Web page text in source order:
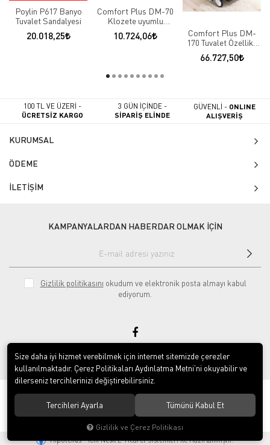
Poylin P617 Banyo
Tuvalet Sandalyesi
20.018,25
Comfort Plus DM-70
Klozete uyumlu
engelli tuvalet
sandalyesi
10.724,06
Comfort Plus DM-
170 Tuvalet Özellikli
Tekerlekli Sandalye
66.727,50
100 TL VE ÜZERİ -
ÜCRETSİZ KARGO
3 GÜN İÇİNDE -
SİPARİŞ ELİNDE
GÜVENLİ - ONLINE
ALIŞVERİŞ
KURUMSAL
ÖDEME
İLETİŞİM
KAMPANYALARDAN HABERDAR OLMAK İÇİN
Gizlilik politikasını okudum ve elektronik posta almayı kabul
ediyorum.
null
© 2020Tekerlekli Sandalye Dükkanı. Tüm hakları saklıdır.
Hipotenüs Yeni Nesil E-Ticaret Sistemleri ile Hazırlanmıştır.
Size daha iyi hizmet verebilmek için internet sitemizde çerezler
kullanılmaktadır. Çerez Politikaları Aydınlatma Metni’ni okuyabilir ve
dilerseniz tercihlerinizi değiştirebilirsiniz.
Tercihleri Ayarla Tümünü Kabul Et
Gizlilik ve Çerez Politikası